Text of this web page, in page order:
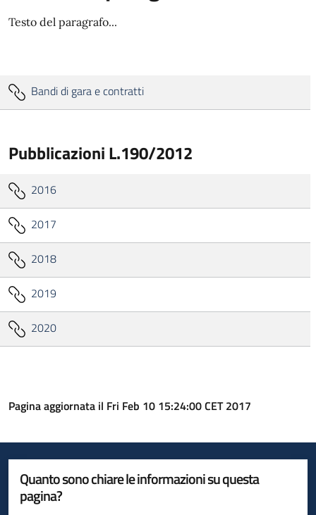
Testo del paragrafo...
Bandi di gara e contratti
Pubblicazioni L.190/2012
2016
2017
2018
2019
2020
Pagina aggiornata il Fri Feb 10 15:24:00 CET 2017
Quanto sono chiare le informazioni su questa
pagina?